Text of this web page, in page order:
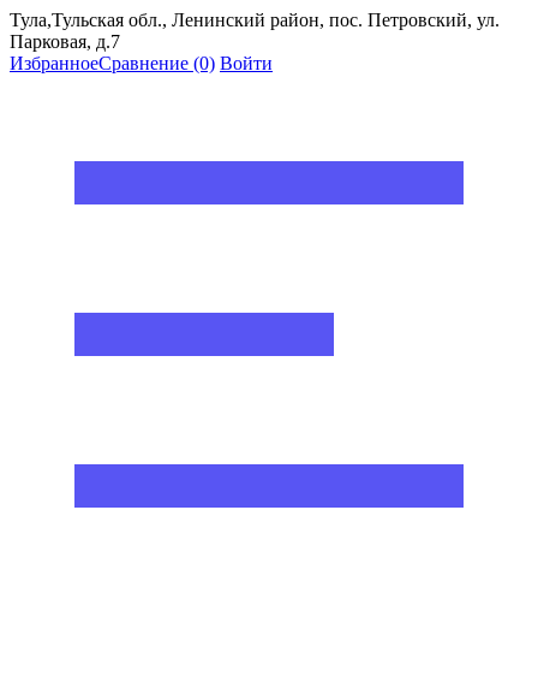
Тула,Тульская обл., Ленинский район, пос. Петровский, ул.
Парковая, д.7
ИзбранноеСравнение (0) Войти